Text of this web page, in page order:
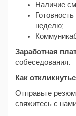
Наличие
неделю;
Заработная
собеседования.
Как
Отправьте
свяжитесь с